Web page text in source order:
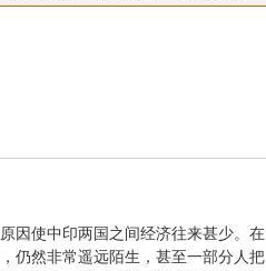
因使中印两国之间经济往来甚少。在
仍然非常遥远陌生，甚至一部分人把